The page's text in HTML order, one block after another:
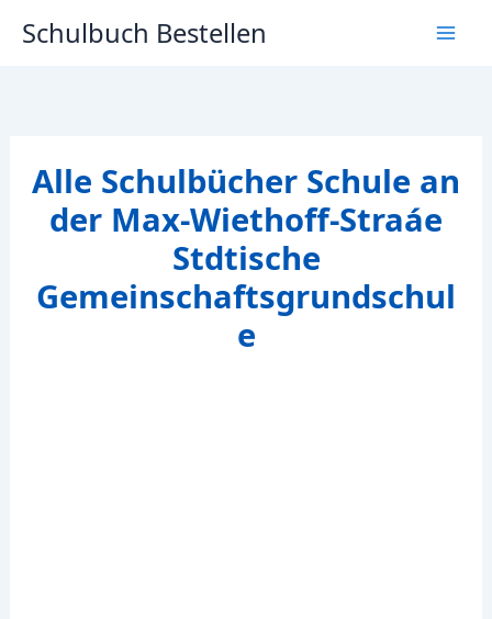
InhaltSchulbuch Bestellen
Alle Schulbücher Schule an
der Max-Wiethoff-Straáe
Stdtische
Gemeinschaftsgrundschul
e